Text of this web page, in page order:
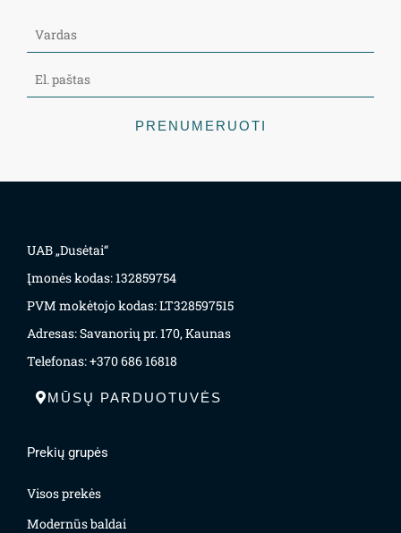
PRENUMERUOTI
UAB „Dusėtai“
Įmonės kodas: 132859754
PVM mokėtojo kodas: LT328597515
Adresas: Savanorių pr. 170, Kaunas
Telefonas: +370 686 16818
MŪSŲ PARDUOTUVĖS
Prekių grupės
Visos prekės
Modernūs baldai